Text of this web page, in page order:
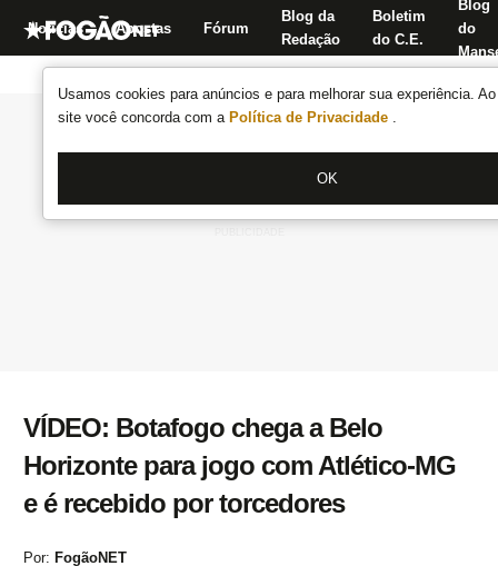
Usamos cookies para anúncios e para melhorar sua experiência.
site você concorda com a Política de Privacidade .
OK
Notícias Apostas Fórum
Blog da
Redação
Boletim
do C.E.
Blog
do
VÍDEO: Botafogo chega a Belo
Horizonte para jogo com Atlético-MG
e é recebido por torcedores
Por: FogãoNET